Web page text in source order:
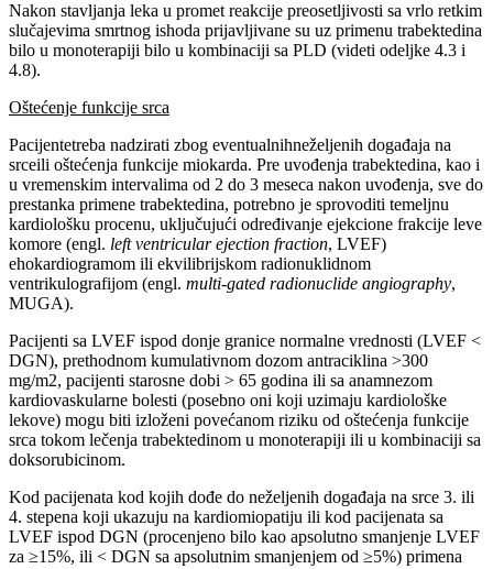
Nakon stavljanja leka u promet reakcije preosetljivosti sa vrlo retkim
slučajevima smrtnog ishoda prijavljivane su uz primenu trabektedina
bilo u monoterapiji bilo u kombinaciji sa PLD (videti odeljke 4.3 i
4.8).
Oštećenje funkcije srca
Pacijentetreba nadzirati zbog eventualnihneželjenih događaja na
srceili oštećenja funkcije miokarda. Pre uvođenja trabektedina, kao i
u vremenskim intervalima od 2 do 3 meseca nakon uvođenja, sve do
prestanka primene trabektedina, potrebno je sprovoditi temeljnu
kardiološku procenu, uključujući određivanje ejekcione frakcije leve
komore (engl. left ventricular ejection fraction, LVEF)
ehokardiogramom ili ekvilibrijskom radionuklidnom
ventrikulografijom (engl. multi-gated radionuclide angiography,
MUGA).
Pacijenti sa LVEF ispod donje granice normalne vrednosti (LVEF <
DGN), prethodnom kumulativnom dozom antraciklina >300
mg/m2, pacijenti starosne dobi > 65 godina ili sa anamnezom
kardiovaskularne bolesti (posebno oni koji uzimaju kardiološke
lekove) mogu biti izloženi povećanom riziku od oštećenja funkcije
srca tokom lečenja trabektedinom u monoterapiji ili u kombinaciji sa
doksorubicinom.
Kod pacijenata kod kojih dođe do neželjenih događaja na srce 3. ili
4. stepena koji ukazuju na kardiomiopatiju ili kod pacijenata sa
LVEF ispod DGN (procenjeno bilo kao apsolutno smanjenje LVEF
za ≥15%, ili < DGN sa apsolutnim smanjenjem od ≥5%) primena